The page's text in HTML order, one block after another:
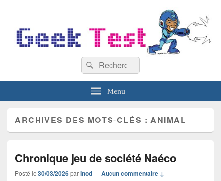
Recherche :
Rechercher
Menu
ARCHIVES DES MOTS-CLÉS :ANIMAL
Chronique jeu de société Naéco
Posté le 30/03/2026parInod—Aucun commentaire ↓